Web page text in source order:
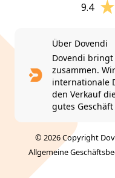
9.4
Über Dovendi
Dovendi
zusammen.
internationale
den Verkauf
gutes
© 2026 Copyright
Allgemeine